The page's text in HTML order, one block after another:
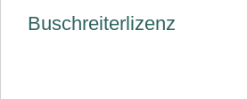
Buschreiterlizenz